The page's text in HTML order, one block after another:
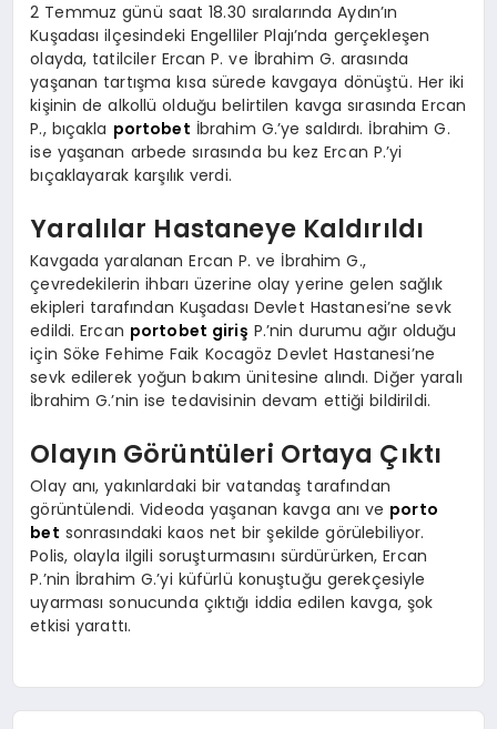
2 Temmuz günü saat 18.30 sıralarında Aydın’ın
Kuşadası ilçesindeki Engelliler Plajı’nda gerçekleşen
olayda, tatilciler Ercan P. ve İbrahim G. arasında
yaşanan tartışma kısa sürede kavgaya dönüştü. Her iki
kişinin de alkollü olduğu belirtilen kavga sırasında Ercan
P., bıçakla portobet İbrahim G.’ye saldırdı. İbrahim G.
ise yaşanan arbede sırasında bu kez Ercan P.’yi
bıçaklayarak karşılık verdi.
Yaralılar Hastaneye Kaldırıldı
Kavgada yaralanan Ercan P. ve İbrahim G.,
çevredekilerin ihbarı üzerine olay yerine gelen sağlık
ekipleri tarafından Kuşadası Devlet Hastanesi’ne sevk
edildi. Ercan portobet giriş P.’nin durumu ağır olduğu
için Söke Fehime Faik Kocagöz Devlet Hastanesi’ne
sevk edilerek yoğun bakım ünitesine alındı. Diğer yaralı
İbrahim G.’nin ise tedavisinin devam ettiği bildirildi.
Olayın Görüntüleri Ortaya Çıktı
Olay anı, yakınlardaki bir vatandaş tarafından
görüntülendi. Videoda yaşanan kavga anı ve porto
bet sonrasındaki kaos net bir şekilde görülebiliyor.
Polis, olayla ilgili soruşturmasını sürdürürken, Ercan
P.’nin İbrahim G.’yi küfürlü konuştuğu gerekçesiyle
uyarması sonucunda çıktığı iddia edilen kavga, şok
etkisi yarattı.